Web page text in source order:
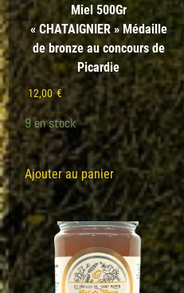
Miel 500Gr
« CHATAIGNIER » Médaille
de bronze au concours de
Picardie
12,00€
9 en stock
Ajouter au panier